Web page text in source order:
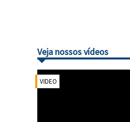
Veja nossos vídeos
VIDEO